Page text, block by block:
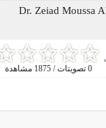
0 تصويتات / 1875 مشاهدة